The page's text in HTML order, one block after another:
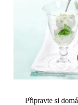
Připravte si